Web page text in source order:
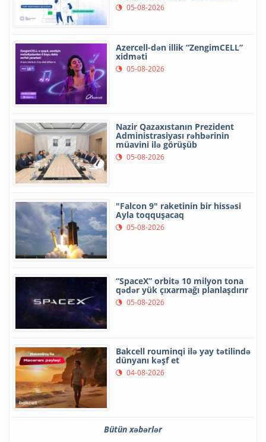
05-08-2026
Azercell-dən illik “ZengimCELL”
xidməti
05-08-2026
Nazir Qazaxıstanın Prezident
Administrasiyası rəhbərinin
müavini ilə görüşüb
05-08-2026
"Falcon 9" raketinin bir hissəsi
Ayla toqquşacaq
05-08-2026
“SpaceX” orbitə 10 milyon tona
qədər yük çıxarmağı planlaşdırır
05-08-2026
Bakcell rouminqi ilə yay tətilində
dünyanı kəşf et
04-08-2026
Bütün xəbərlər